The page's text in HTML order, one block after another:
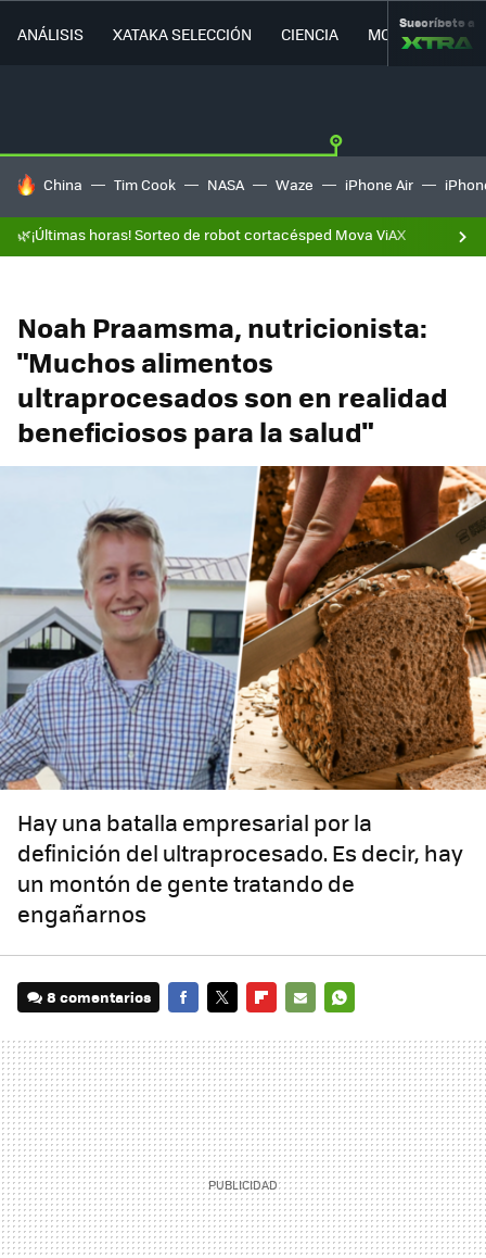
ANÁLISIS XATAKA SELECCIÓN CIENCIA MOVILIDAD
Suscríbete a
HOY SE HABLA DE
China Tim Cook NASA Waze iPhone Air
🌿¡Últimas horas! Sorteo de robot cortacésped Mova ViAX
Noah Praamsma, nutricionista:
"Muchos alimentos
ultraprocesados son en realidad
beneficiosos para la salud"
Hay una batalla empresarial por la
definición del ultraprocesado. Es decir, hay
un montón de gente tratando de
engañarnos
8 comentarios
MAIL